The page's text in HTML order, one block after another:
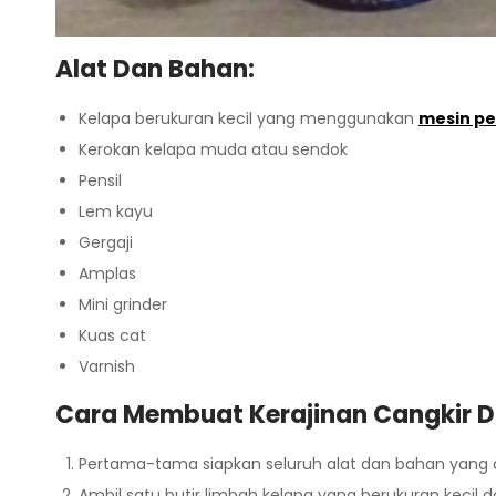
Alat Dan Bahan:
Kelapa berukuran kecil yang menggunakan mesin
Kerokan kelapa muda atau sendok
Pensil
Lem kayu
Gergaji
Amplas
Mini grinder
Kuas cat
Varnish
Cara Membuat Kerajinan Cangkir
Pertama-tama siapkan seluruh alat dan bahan